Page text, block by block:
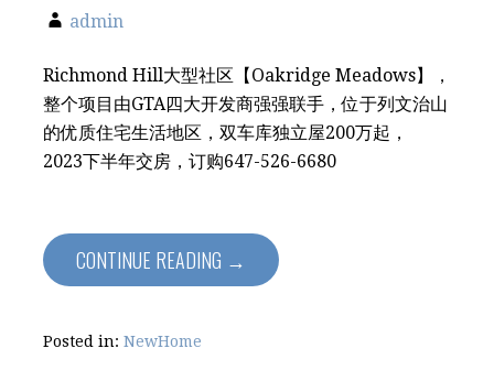
admin
Richmond Hill大型社区【Oakridge Meadows】，
整个项目由GTA四大开发商强强联手，位于列文治‬山
的优质住宅生活地区，双车库独立屋200万起，
2023下半年交房，订购️647-526-6680
CONTINUE READING →
Posted in: NewHome